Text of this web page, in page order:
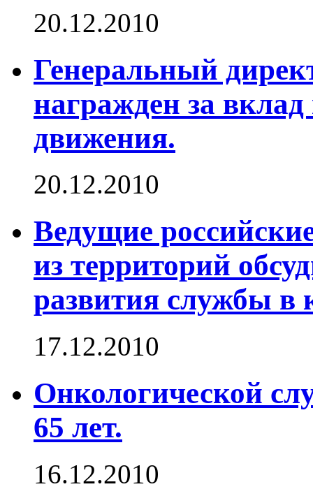
20.12.2010
Генеральный
награжден за вклад
движения.
20.12.2010
Ведущие
из территорий
развития службы в
17.12.2010
Онкологической
65 лет.
16.12.2010